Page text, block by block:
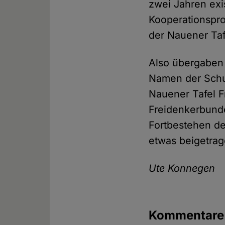
zwei Jahren
der Nauener
Also
Namen der
Nauener Tafel
Fortbestehen
etwas
Ute Konnegen
Kommentare